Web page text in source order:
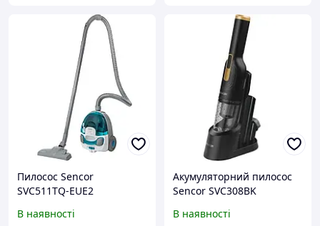
Пилосос Sencor
SVC511TQ-EUE2
В наявності
Акумуляторний пилосос
Sencor SVC308BK
В наявності